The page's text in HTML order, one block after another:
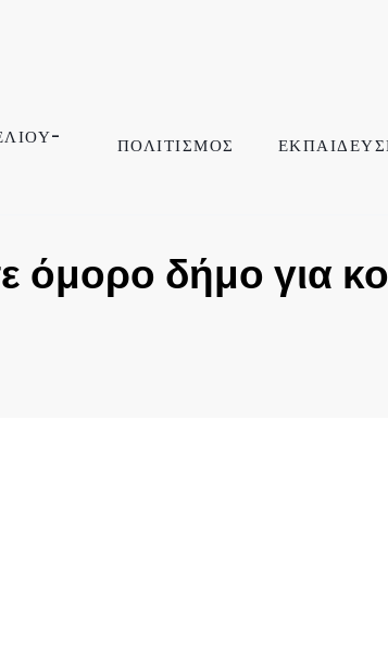
ΠΟΛΙΤΙΣΜΟΣ
όμορο δήμο για